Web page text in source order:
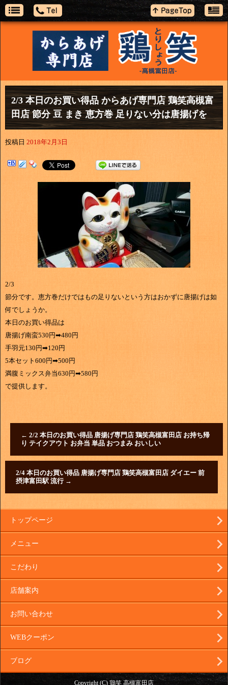
2/3 本日のお買い得品 からあげ専門店 鶏笑高槻富
田店 節分 豆 まき 恵方巻 足りない分は唐揚げを
投稿日 2018年2月3日
2/3
節分です。恵方巻だけではもの足りないという方はおかずに唐揚げは如
何でしょうか。
本日のお買い得品は
唐揚げ南蛮530円➡480円
手羽元130円➡120円
5本セット600円➡500円
満腹ミックス弁当630円➡580円
で提供します。
← 2/2 本日のお買い得品 唐揚げ専門店 鶏笑高槻富田店 お持ち帰
り テイクアウト お弁当 単品 おつまみ おいしい
2/4 本日のお買い得品 唐揚げ専門店 鶏笑高槻富田店 ダイエー 前
摂津富田駅 流行 →
トップページ
メニュー
こだわり
店舗案内
お問い合わせ
WEBクーポン
ブログ
Copyright (C) 鶏笑 高槻富田店